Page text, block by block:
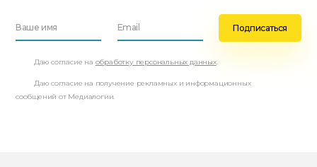
Даю согласие на обработку персональных данных.
Даю согласие на получение рекламных и информационных
сообщений от Медиалогии.